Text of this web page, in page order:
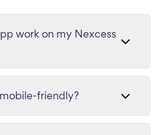
work on my Nexcess
friendly?